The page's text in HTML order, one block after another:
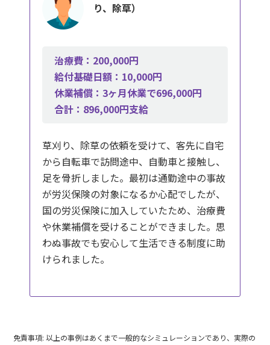
り、除草）
治療費：200,000円
給付基礎日額：10,000円
休業補償：3ヶ月休業で696,000円
合計：896,000円支給
草刈り、除草の依頼を受けて、客先に自宅
から自転車で訪問途中、自動車と接触し、
足を骨折しました。最初は通勤途中の事故
が労災保険の対象になるか心配でしたが、
国の労災保険に加入していたため、治療費
や休業補償を受けることができました。思
わぬ事故でも安心して生活できる制度に助
けられました。
免責事項: 以上の事例はあくまで一般的なシミュレーションであり、実際の